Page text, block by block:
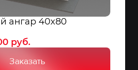
ангар 40x80
руб.
Заказать